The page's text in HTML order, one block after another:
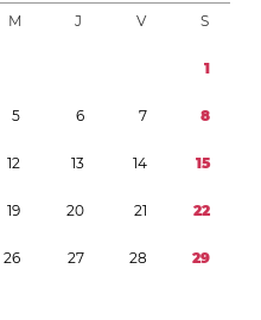
M J V S
1
5 6 7 8
12 13 14 15
19 20 21 22
26 27 28 29